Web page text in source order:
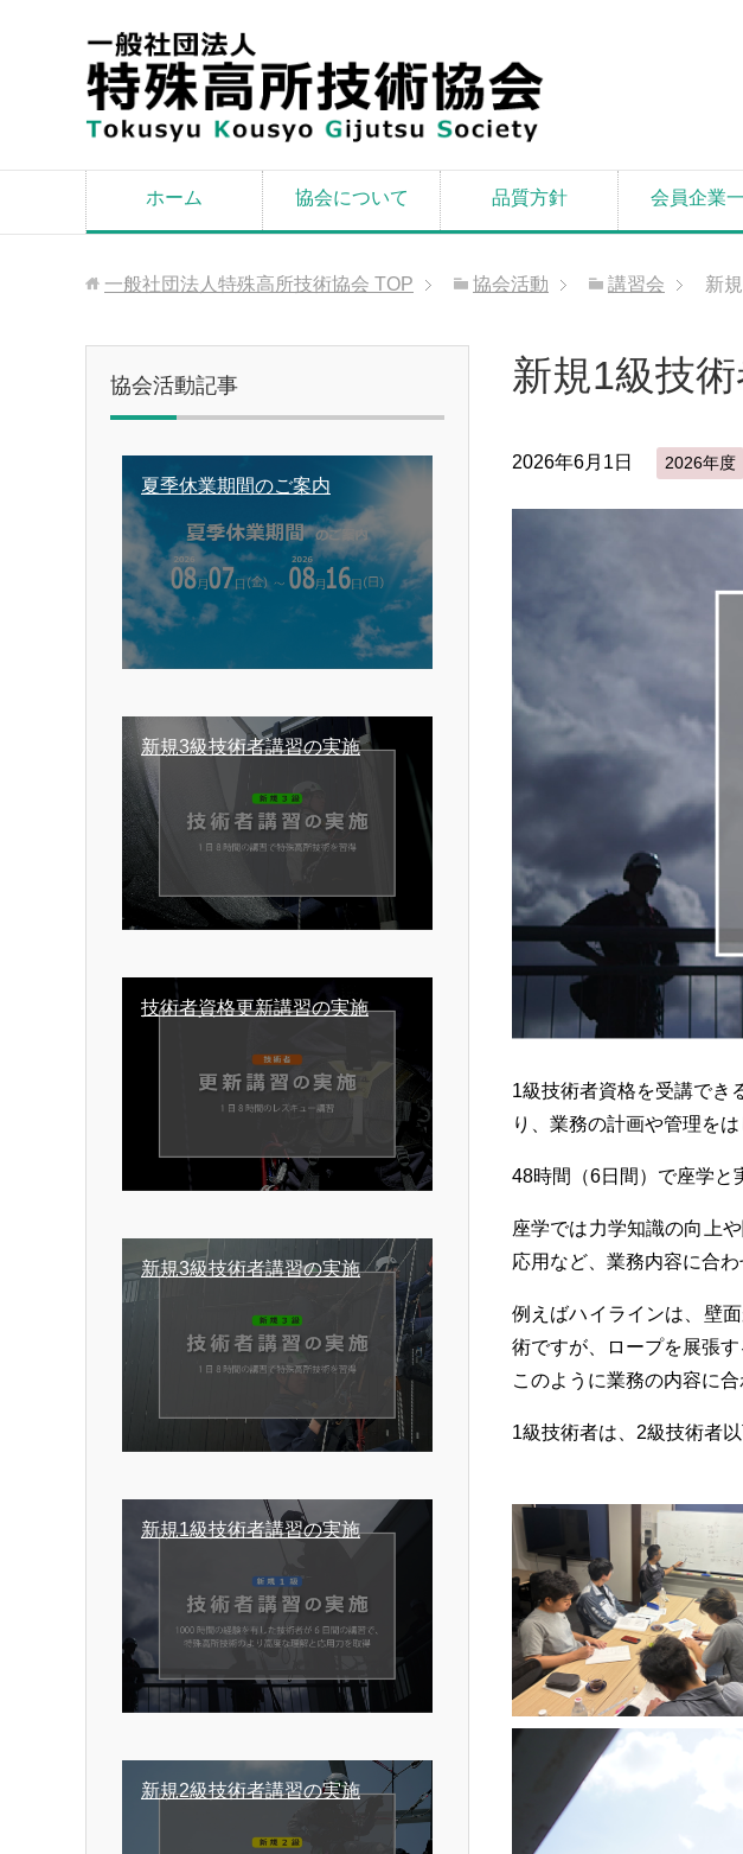
ホーム 協会について 品質方針 会員企業
一般社団法人特殊高所技術協会 TOP 協会活動 講習会 新
新規1級技
2026年6月1日 2026年度
1級技術者資格を受講でき
り、業務の計画や管理を
48時間（6日間）で座学と
座学では力学知識の向上
応用など、業務内容に合
例えばハイラインは、壁
術ですが、ロープを展張
このように業務の内容に
1級技術者は、2級技術者
協会活動記事
夏季休業期間のご案内
新規3級技術者講習の実施
技術者資格更新講習の実施
新規3級技術者講習の実施
新規1級技術者講習の実施
新規2級技術者講習の実施